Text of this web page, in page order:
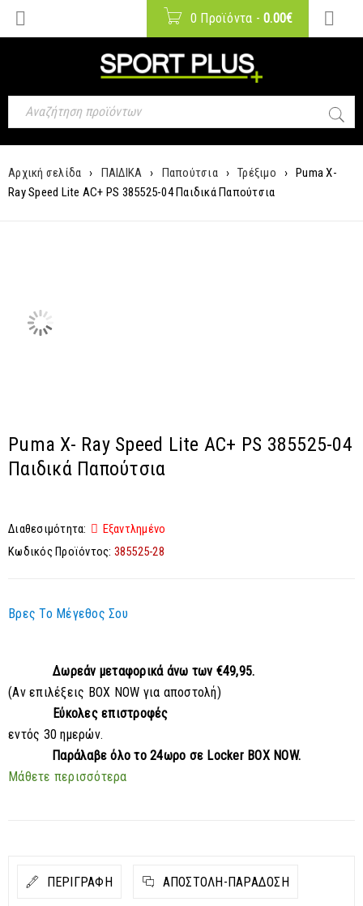
0 Προϊόντα - 0.00€
Αρχική σελίδα › ΠΑΙΔΙΚΑ › Παπούτσια › Τρέξιμο ›
Puma X-
Ray Speed Lite AC+ PS 385525-04 Παιδικά Παπούτσια
Puma X- Ray Speed Lite AC+ PS 385525-04
Παιδικά Παπούτσια
Διαθεσιμότητα:
Εξαντλημένο
Κωδικός Προϊόντος: 385525-28
Βρες Το Μέγεθος Σου
Δωρεάν μεταφορικά άνω των €49,95.
(Αν επιλέξεις BOX NOW για αποστολή)
Εύκολες επιστροφές
εντός 30 ημερών.
Παράλαβε όλο το 24ωρο σε Locker BOX NOW.
Μάθετε περισσότερα
ΠΕΡΙΓΡΑΦΗ ΑΠΟΣΤΟΛΉ-ΠΑΡΆΔΟΣΗ